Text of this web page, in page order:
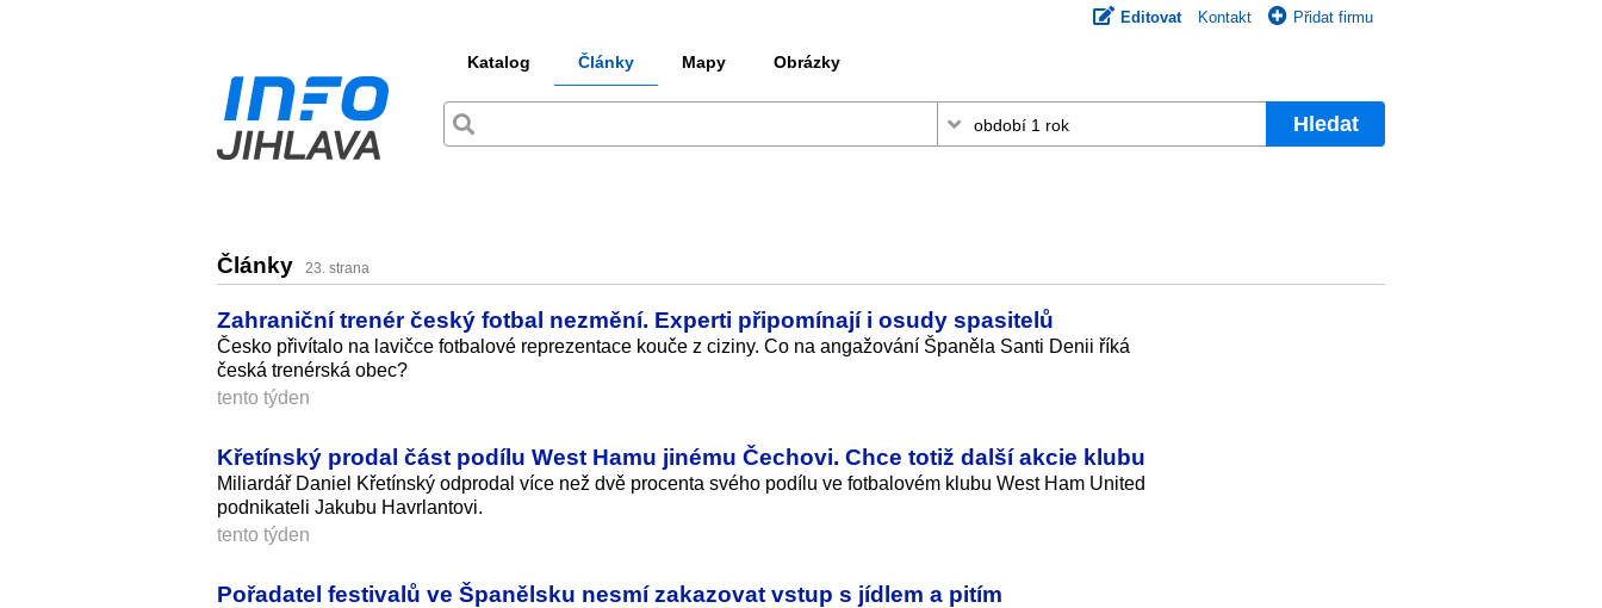
Editovat Kontakt Přidat firmu
Katalog Články Mapy Obrázky
Hledat
Články 23. strana
Zahraniční trenér český fotbal nezmění. Experti připomínají i osudy spasitelů
Česko přivítalo na lavičce fotbalové reprezentace kouče z ciziny. Co na angažování Španěla Santi Denii říká
česká trenérská obec?
tento týden
Křetínský prodal část podílu West Hamu jinému Čechovi. Chce totiž další akcie klubu
Miliardář Daniel Křetínský odprodal více než dvě procenta svého podílu ve fotbalovém klubu West Ham United
podnikateli Jakubu Havrlantovi.
tento týden
Pořadatel festivalů ve Španělsku nesmí zakazovat vstup s jídlem a pitím